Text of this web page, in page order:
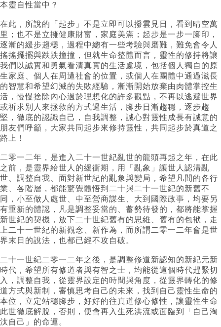
本靈自性當中？
在此，所說的「起步」不是立即可以撥雲見日，看到晴空萬
里；也不是立擁健康財富，家庭美滿；起步是一步一腳印，
逐漸的緩步趨穩，過程中總有一些考驗與磨難，難免會令人
搖搖擺擺與跌跌撞撞，但就生命整體而言，靈性的修持將讓
我們以誠實和勇氣看清真實的生活處境，包括個人獨自的原
生家庭、個人在周遭社會的位置，或個人在團體中通過滋長
的智慧和希望幻滅的失敗經驗，漸漸開始放棄由肉體掌控生
活，慢慢捨除內心過於理想化的許多觀點，不再以逃避世界
或祈求別人來拯救的方式過生活，腳步日漸趨穩，逐步趨
堅，徹底的認識自己，自我調整，誠心對靈性成長有誠意的
朋友們呼籲，大家共同起步來修持靈性，共同起步於真道之
路上！
二零一二年，是進入二十一世紀亂世的龍頭再起之年，在此
之前，是靈界給世人的緩衝期，用「亂象」讓世人認清亂
世、調整自我、面對新世紀的亂象與變局，希望凡間的各行
業、各階層，都能驚覺體悟到二十與二十一世紀的新舊不
同，小至做人處世、中至營商謀生、大到國際政事，均要另
有重新的體認，凡是調整妥當的、蓄勢待發的，都將能掌握
新世紀的契機，放下二十世紀舊有的思維、舊有的包袱，走
上二十一世紀的新觀念、新作為，而所謂二零一二年會是世
界末日的說法，也都已經不攻自破。
二十一世紀二零一二年之後，是調整修道新認知的新紀元新
時代，希望所有修道者與有智之士，均能從這個時代趕緊切
入，調整自我，從靈界設定的時間與角度，從靈界轉化的修
道方式與新制，審慎思考自己的未來，找到自己靈性生命的
本位，立定站穩腳步，好好的往真道修心修性，讓靈性生命
此世徹底解脫，否則，便會再入生死洪流或面臨到「自己淘
汰自己」的命運。